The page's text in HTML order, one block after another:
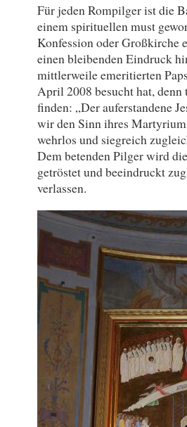
Für jeden Rompilger ist die
einem spirituellen must
Konfession oder Großkirche
einen bleibenden Eindruck
mittlerweile emeritierten
April 2008 besucht hat,
finden: „Der auferstandene
wir den Sinn ihres
wehrlos und siegreich
Dem betenden Pilger wird
getröstet und beeindruckt
verlassen.